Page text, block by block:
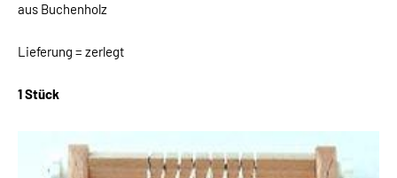
aus Buchenholz
Lieferung = zerlegt
1 Stück